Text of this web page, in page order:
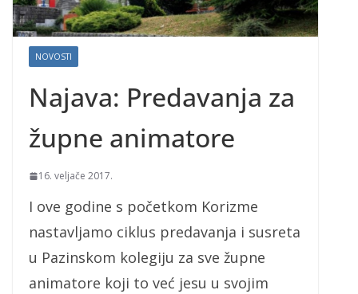
NOVOSTI
Najava: Predavanja za
župne animatore
16. veljače 2017.
I ove godine s početkom Korizme
nastavljamo ciklus predavanja i susreta
u Pazinskom kolegiju za sve župne
animatore koji to već jesu u svojim